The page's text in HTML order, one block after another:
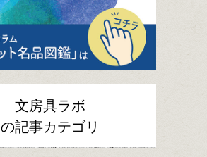
文房具ラボ
の記事カテゴリ